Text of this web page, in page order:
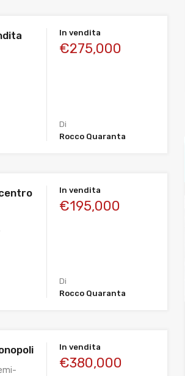
In vendita
€275,000
Di
Rocco Quaranta
In vendita
€195,000
Di
Rocco Quaranta
In vendita
€380,000